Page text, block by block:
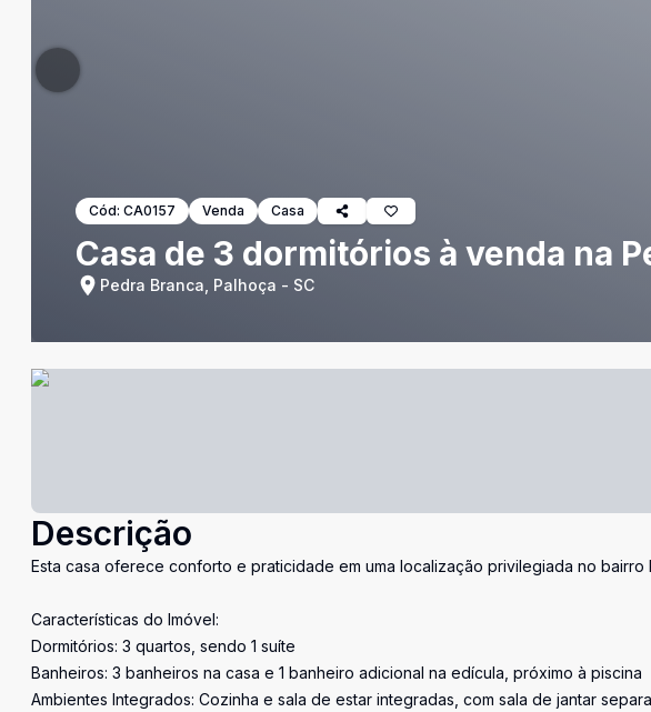
Cód: CA0157 Venda Casa
Casa de 3 dormitórios à venda na
Pedra Branca, Palhoça - SC
Descrição
Esta casa oferece conforto e praticidade em uma localização privilegiada no bairro
Características do Imóvel:
Dormitórios: 3 quartos, sendo 1 suíte
Banheiros: 3 banheiros na casa e 1 banheiro adicional na edícula, próximo à piscina
Ambientes Integrados: Cozinha e sala de estar integradas, com sala de jantar